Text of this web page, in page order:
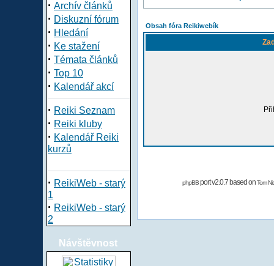
· Archív článků
· Diskuzní fórum
· Hledání
· Ke stažení
· Témata článků
· Top 10
· Kalendář akcí
· Reiki Seznam
· Reiki kluby
· Kalendář Reiki
kurzů
· ReikiWeb - starý
1
· ReikiWeb - starý
2
Návštěvnost
Obsah fóra Reikiwebík
phpBBport v2.0.7 based onTom